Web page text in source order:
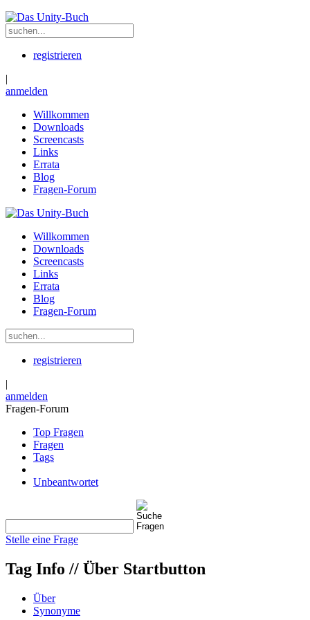
registrieren
|
anmelden
Willkommen
Downloads
Screencasts
Links
Errata
Blog
Fragen-Forum
Willkommen
Downloads
Screencasts
Links
Errata
Blog
Fragen-Forum
registrieren
|
anmelden
Fragen-Forum
Top Fragen
Fragen
Tags
Unbeantwortet
Stelle eine Frage
Tag Info // Über Startbutton
Über
Synonyme